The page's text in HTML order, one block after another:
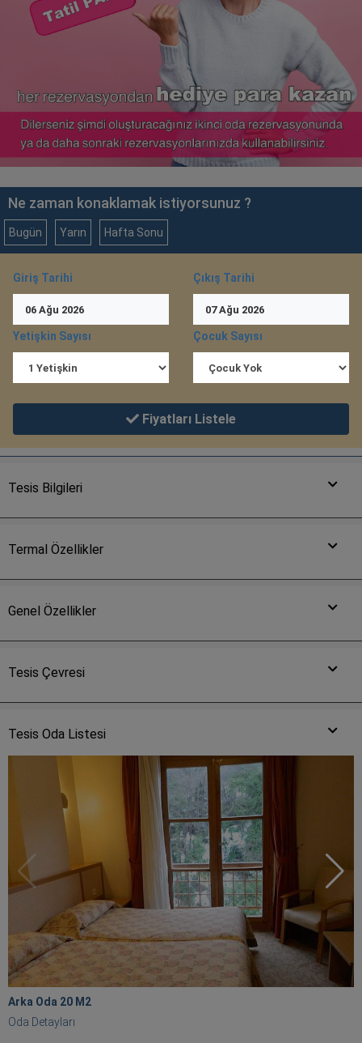
Ne zaman konaklamak istiyorsunuz ?
Bugün Yarın Hafta Sonu
Giriş Tarihi
06 Ağu 2026
Çıkış Tarihi
07Ağu 2026
Yetişkin Sayısı Çocuk Sayısı
Fiyatları Listele
Tesis Bilgileri
Termal Özellikler
Genel Özellikler
Tesis Çevresi
Tesis Oda Listesi
Arka Oda 20 M 2
Oda Detayları